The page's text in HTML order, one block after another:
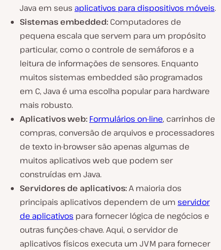
Java em seus aplicativos para dispositivos móveis.
Sistemas embedded: Computadores de
pequena escala que servem para um propósito
particular, como o controle de semáforos e a
leitura de informações de sensores. Enquanto
muitos sistemas embedded são programados
em C, Java é uma escolha popular para hardware
mais robusto.
Aplicativos web: Formulários on-line, carrinhos de
compras, conversão de arquivos e processadores
de texto in-browser são apenas algumas de
muitos aplicativos web que podem ser
construídas em Java.
Servidores de aplicativos:A maioria dos
principais aplicativos dependem de um servidor
de aplicativos para fornecer lógica de negócios e
outras funções-chave. Aqui, o servidor de
aplicativos físicos executa um JVM para fornecer